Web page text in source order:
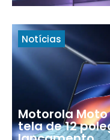
Notícias
Motorola
tela de 12